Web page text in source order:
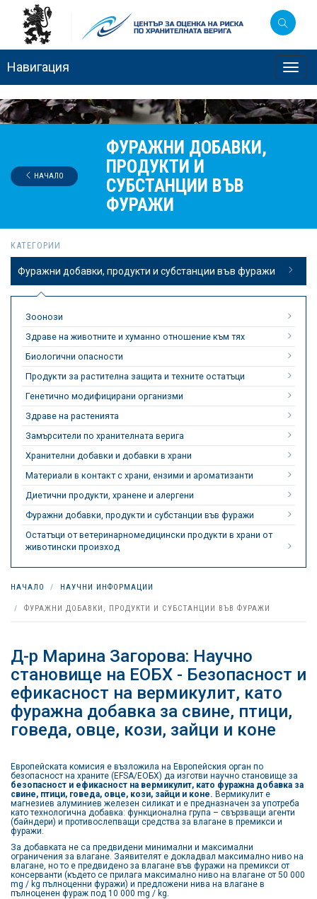
Навигация
ФУРАЖНИ ДОБАВКИ,
ПРОДУКТИ И
СУБСТАНЦИИ ВЪВ
ФУРАЖИ
НАЧАЛО
КАТЕГОРИИ
Фуражни добавки, продукти и субстанции във фуражи
Зоонози
Здраве на животните и хуманно отношение към тях
Биологични опасности
Продукти за растителна защита и техните остатъци
Генетично модифицирани организми
Здраве на растенията
Замърсители по хранителната верига
Хранителни добавки и добавки в храни
Материали в контакт с храни, ензими и ароматизанти
Диетични продукти, хранене и алергени
Фуражни добавки, продукти и субстанции във фуражи
Остатъци от ветеринарномедицински продукти в храни от
животински произход
НАЧАЛО НАУЧНИ ИНФОРМАЦИИ
ФУРАЖНИ ДОБАВКИ, ПРОДУКТИ И СУБСТАНЦИИ ВЪВ ФУРАЖИ
Д-р Марина Загорова: Научно
становище на ЕОБХ - Безопасност и
ефикасност на вермикулит, като
фуражна добавка за свине, птици,
говеда, овце, кози, зайци и коне
Европейската комисия е възложила на Европейския орган по
безопасност на храните (EFSA/ЕОБХ) да изготви научно становище за
безопасност и ефикасност на вермикулит, като фуражна добавка за
свине, птици, говеда, овце, кози, зайци и коне. Вермикулит е
магнезиев алуминиев железен силикат и е предназначен за употреба
като технологична добавка: функционална група – свързващи агенти
(байндери) и противослепващи средства за влагане в премикси и
фуражи.
За добавката не са предвидени минимални и максимални
ограничения за влагане. Заявителят е докладвал максимално ниво на
влагане, но то е предвидено за влагане във фуражи на премикси от
консерванти (където се прилага максимално ниво на влагане от 50 000
mg / kg пълноценни фуражи) и предложени нива на влагане в
пълноценен фураж под 10 000 mg / kg.